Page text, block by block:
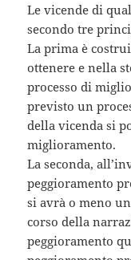
Le vicende di
secondo tre
La prima è
ottenere e nella
processo di
previsto un
della vicenda si
miglioramento.
La seconda,
peggioramento
si avrà o meno
corso della
peggioramento